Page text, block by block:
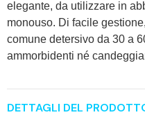
elegante, da utilizzare in
monouso. Di facile
comune detersivo da 30 a
ammorbidenti né
DETTAGLI DEL